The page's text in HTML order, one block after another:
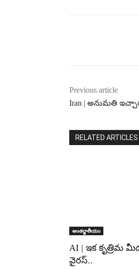
Previous article
Iran | అనుమతి
RELATED ARTICLES
అంతర్జాతీయం
AI | ఇక కృత్రిమ
వైరస్..